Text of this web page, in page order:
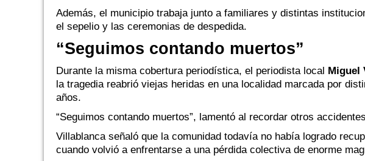
Además, el municipio trabaja junto a familiares y distintas
el sepelio y las ceremonias de despedida.
“Seguimos contando muertos”
Durante la misma cobertura periodística, el periodista local Miguel
la tragedia reabrió viejas heridas en una localidad marcada por
años.
“Seguimos contando muertos”, lamentó al recordar otros
Villablanca señaló que la comunidad todavía no había logrado
cuando volvió a enfrentarse a una pérdida colectiva de enorme